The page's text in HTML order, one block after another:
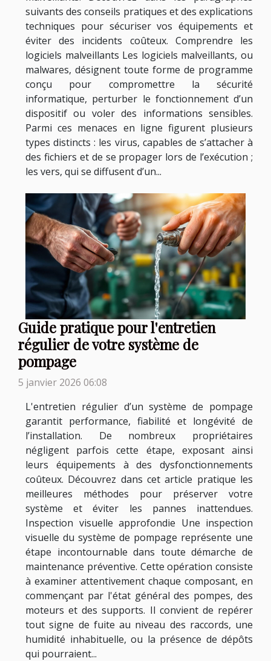
suivants des conseils pratiques et des explications
techniques pour sécuriser vos équipements et
éviter des incidents coûteux. Comprendre les
logiciels malveillants Les logiciels malveillants, ou
malwares, désignent toute forme de programme
conçu pour compromettre la sécurité
informatique, perturber le fonctionnement d’un
dispositif ou voler des informations sensibles.
Parmi ces menaces en ligne figurent plusieurs
types distincts : les virus, capables de s’attacher à
des fichiers et de se propager lors de l’exécution ;
les vers, qui se diffusent d’un...
Guide pratique pour l'entretien
régulier de votre système de
pompage
5 janvier 2026 06:08
L'entretien régulier d’un système de pompage
garantit performance, fiabilité et longévité de
l’installation. De nombreux propriétaires
négligent parfois cette étape, exposant ainsi
leurs équipements à des dysfonctionnements
coûteux. Découvrez dans cet article pratique les
meilleures méthodes pour préserver votre
système et éviter les pannes inattendues.
Inspection visuelle approfondie Une inspection
visuelle du système de pompage représente une
étape incontournable dans toute démarche de
maintenance préventive. Cette opération consiste
à examiner attentivement chaque composant, en
commençant par l'état général des pompes, des
moteurs et des supports. Il convient de repérer
tout signe de fuite au niveau des raccords, une
humidité inhabituelle, ou la présence de dépôts
qui pourraient...